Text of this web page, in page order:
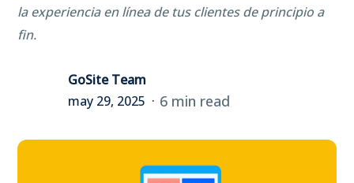
la experiencia en línea de tus clientes de principio a
fin.
GoSite Team
may 29, 2025
6 min read